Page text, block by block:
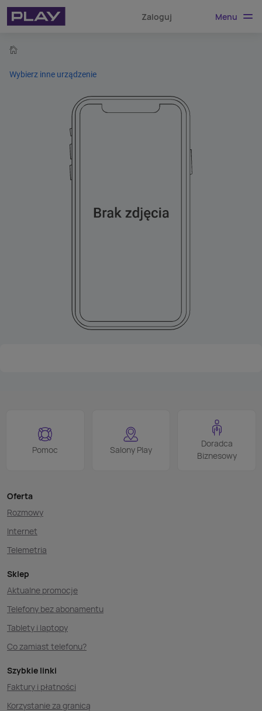
Zaloguj Menu
Wybierz inne urządzenie
Pomoc Salony Play
Doradca
Biznesowy
Oferta
Rozmowy
Internet
Telemetria
Sklep
Aktualne promocje
Telefony bez abonamentu
Tablety i laptopy
Co zamiast telefonu?
Szybkie linki
Faktury i płatności
Korzystanie za granicą